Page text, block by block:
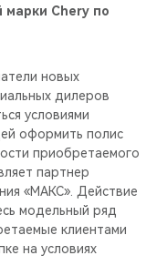
марки Сhery по
новых
дилеров
условиями
оформить полис
приобретаемого
партнер
«МАКС». Действие
модельный ряд
клиентами
на условиях